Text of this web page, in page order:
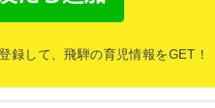
録して、飛騨の育児情報をGET！